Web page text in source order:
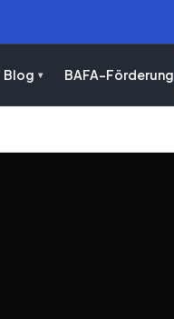
Blog BAFA-Förderung